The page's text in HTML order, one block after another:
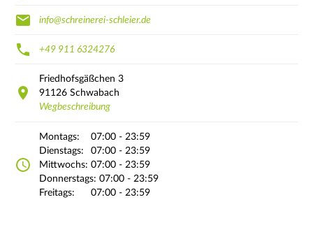
info@schreinerei-schleier.de
+49 911 6324276
Friedhofsgäßchen 3
91126 Schwabach
Wegbeschreibung
Montags:
07:00 - 23:59
Dienstags:
07:00 - 23:59
Mittwochs: 07:00 - 23:59
Donnerstags: 07:00 - 23:59
Freitags:
07:00 - 23:59